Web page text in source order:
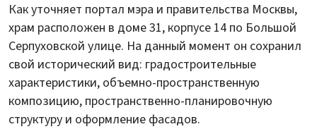
Как уточняет портал мэра и правительства Москвы,
храм расположен в доме 31, корпусе 14 по Большой
Серпуховской улице. На данный момент он сохранил
свой исторический вид: градостроительные
характеристики, объемно-пространственную
композицию, пространственно-планировочную
структуру и оформление фасадов.